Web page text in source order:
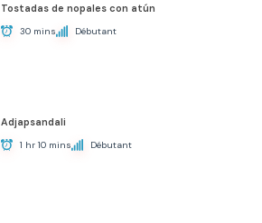
Tostadas de nopales con atún
30 mins Débutant
Adjapsandali
1 hr 10 mins Débutant